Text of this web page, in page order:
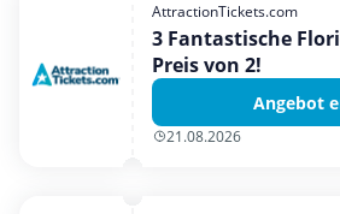
AttractionTickets.com
3 Fantastische
Preis von 2!
Angebot
21.08.2026